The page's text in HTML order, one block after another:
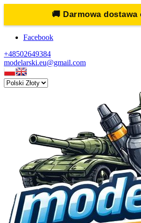
🚚 Darmowa dostawa
Facebook
+48502649384
modelarski.eu@gmail.com